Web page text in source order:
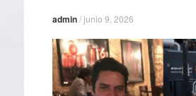
admin/junio 9, 2026